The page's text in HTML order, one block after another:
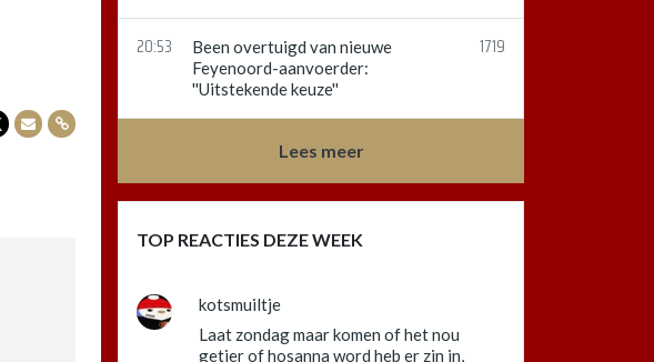
op Facebook
Delen op Twitter
Delen via Mail
Delen via link
20:53
Been overtuigd van nieuwe
Feyenoord-aanvoerder:
''Uitstekende keuze''
1719
Lees meer
TOP REACTIES DEZE WEEK
kotsmuiltje
Laat zondag maar komen of het nou
getier of hosanna word heb er zin in,